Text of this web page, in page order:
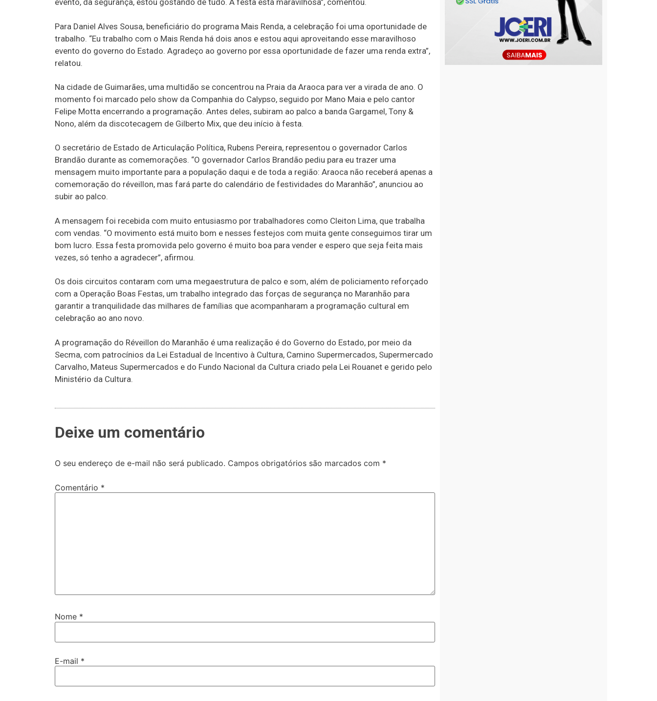
evento, da segurança, estou gostando de tudo. A festa está maravilhosa”, comentou.
Para Daniel Alves Sousa, beneficiário do programa Mais Renda, a celebração foi uma oportunidade de
trabalho. “Eu trabalho com o Mais Renda há dois anos e estou aqui aproveitando esse maravilhoso
evento do governo do Estado. Agradeço ao governo por essa oportunidade de fazer uma renda extra”,
relatou.
Na cidade de Guimarães, uma multidão se concentrou na Praia da Araoca para ver a virada de ano. O
momento foi marcado pelo show da Companhia do Calypso, seguido por Mano Maia e pelo cantor
Felipe Motta encerrando a programação. Antes deles, subiram ao palco a banda Gargamel, Tony &
Nono, além da discotecagem de Gilberto Mix, que deu início à festa.
O secretário de Estado de Articulação Política, Rubens Pereira, representou o governador Carlos
Brandão durante as comemorações. “O governador Carlos Brandão pediu para eu trazer uma
mensagem muito importante para a população daqui e de toda a região: Araoca não receberá apenas a
comemoração do réveillon, mas fará parte do calendário de festividades do Maranhão”, anunciou ao
subir ao palco.
A mensagem foi recebida com muito entusiasmo por trabalhadores como Cleiton Lima, que trabalha
com vendas. “O movimento está muito bom e nesses festejos com muita gente conseguimos tirar um
bom lucro. Essa festa promovida pelo governo é muito boa para vender e espero que seja feita mais
vezes, só tenho a agradecer”, afirmou.
Os dois circuitos contaram com uma megaestrutura de palco e som, além de policiamento reforçado
com a Operação Boas Festas, um trabalho integrado das forças de segurança no Maranhão para
garantir a tranquilidade das milhares de famílias que acompanharam a programação cultural em
celebração ao ano novo.
A programação do Réveillon do Maranhão é uma realização é do Governo do Estado, por meio da
Secma, com patrocínios da Lei Estadual de Incentivo à Cultura, Camino Supermercados, Supermercado
Carvalho, Mateus Supermercados e do Fundo Nacional da Cultura criado pela Lei Rouanet e gerido pelo
Ministério da Cultura.
Deixe um comentário
O seu endereço de e-mail não será publicado. Campos obrigatórios são marcados com *
Comentário *
Nome *
E-mail *